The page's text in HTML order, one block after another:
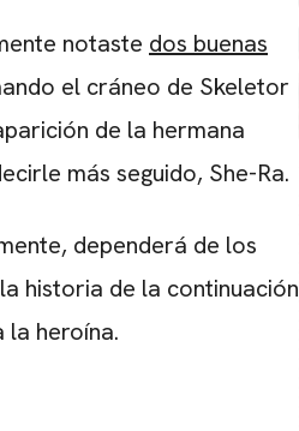
notaste dos buenas
el cráneo de Skeletor
de la hermana
más seguido, She-Ra.
dependerá de los
historia de la continuación
la heroína.